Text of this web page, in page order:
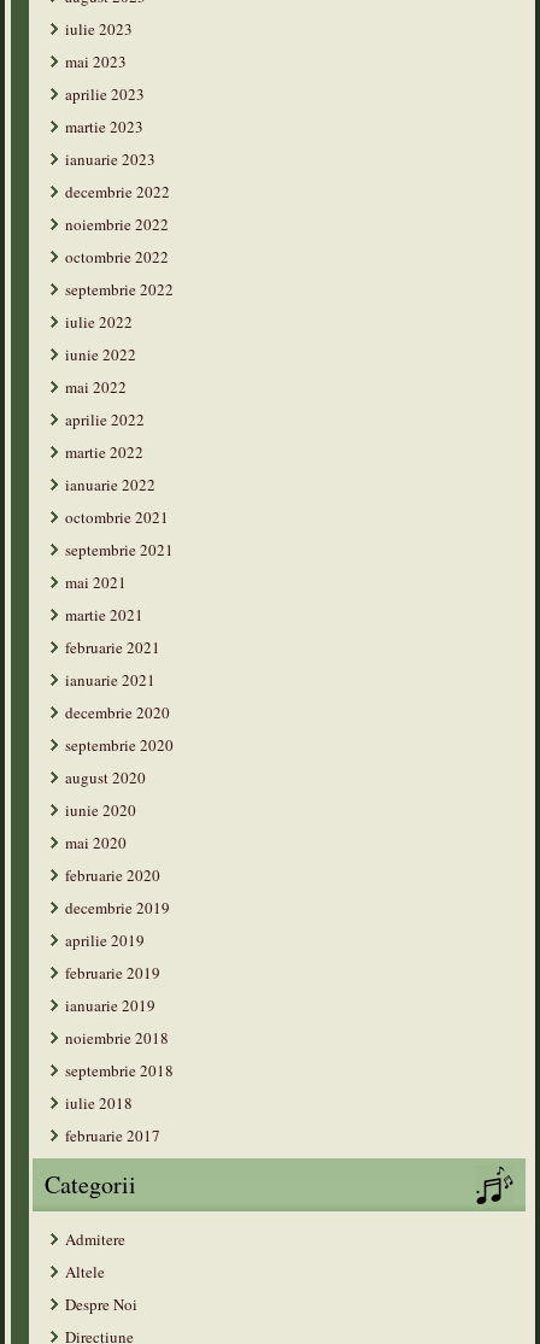
iulie 2023
mai 2023
aprilie 2023
martie 2023
ianuarie 2023
decembrie 2022
noiembrie 2022
octombrie 2022
septembrie 2022
iulie 2022
iunie 2022
mai 2022
aprilie 2022
martie 2022
ianuarie 2022
octombrie 2021
septembrie 2021
mai 2021
martie 2021
februarie 2021
ianuarie 2021
decembrie 2020
septembrie 2020
august 2020
iunie 2020
mai 2020
februarie 2020
decembrie 2019
aprilie 2019
februarie 2019
ianuarie 2019
noiembrie 2018
septembrie 2018
iulie 2018
februarie 2017
Categorii
Admitere
Altele
Despre Noi
Direcțiune